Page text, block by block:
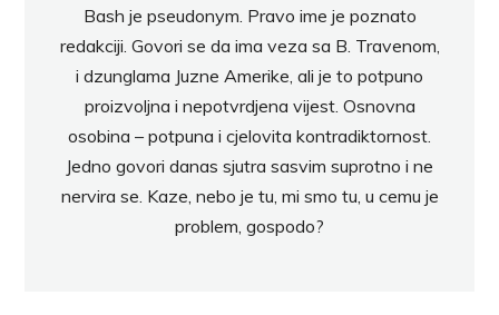
Bash je pseudonym. Pravo ime je poznato
redakciji. Govori se da ima veza sa B. Travenom,
i dzunglama Juzne Amerike, ali je to potpuno
proizvoljna i nepotvrdjena vijest. Osnovna
osobina – potpuna i cjelovita kontradiktornost.
Jedno govori danas sjutra sasvim suprotno i ne
nervira se. Kaze, nebo je tu, mi smo tu, u cemu je
problem, gospodo?